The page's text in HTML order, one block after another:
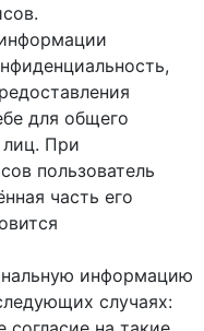
для общего
лиц. При
пользователь
часть его
информацию
случаях: